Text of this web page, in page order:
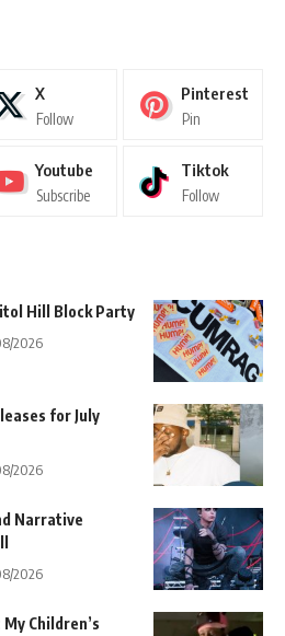
X
Follow
Pinterest
Pin
Youtube
Subscribe
Tiktok
Follow
Hill Block Party
2026
for July
2026
Narrative
2026
Children’s